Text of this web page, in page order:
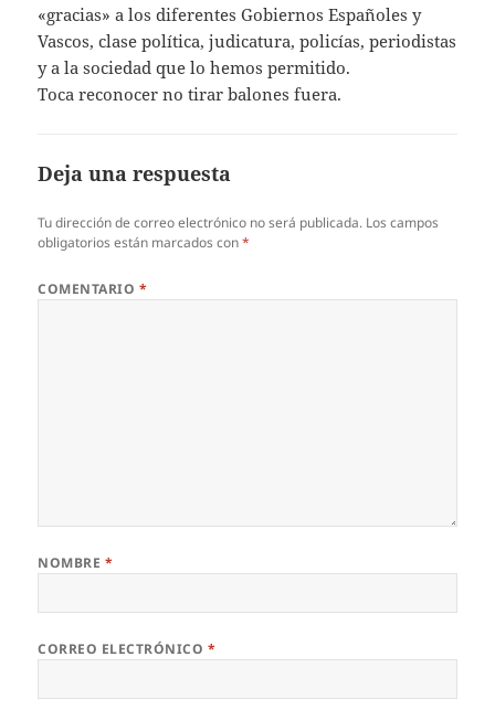
«gracias» a los diferentes Gobiernos Españoles y
Vascos, clase política, judicatura, policías, periodistas
y a la sociedad que lo hemos permitido.
Toca reconocer no tirar balones fuera.
Deja una respuesta
Tu dirección de correo electrónico no será publicada. Los campos
obligatorios están marcados con*
COMENTARIO *
NOMBRE *
CORREO ELECTRÓNICO *